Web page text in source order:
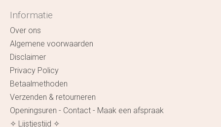
Informatie
Over ons
Algemene voorwaarden
Disclaimer
Privacy Policy
Betaalmethoden
Verzenden & retourneren
Openingsuren - Contact - Maak een afspraak
✧ Lijstjestijd ✧